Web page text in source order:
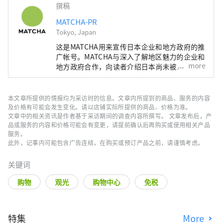
撰稿
MATCHA-PR
Tokyo, Japan
这是MATCHA用来宣传日本企业和地方政府的推
广帐号。MATCHA与深入了解地区魅力的企业和
地方政府合作，向读者介绍日本尚未被发现的魅
力！同时我们也根据该地区的政府和企业等提供
more
本文章所提供的情报均为采访时的信息。文章内所提到的商品、服务的内容
及价格有可能会发生变化。请以店铺实际所提供的商品、价格为准。
文章中的相关资讯是作者基于采访期间的调查内容所撰写。 文章发布后，产
品或服务的内容和价格可能会有变更，请提前确认后再购买或使用相关产品
服务。
此外，记事内可能包含广告连结，在购买或预订产品之前，请谨慎考虑。
关键词
购物 观光 购物中心 免税
特集 More